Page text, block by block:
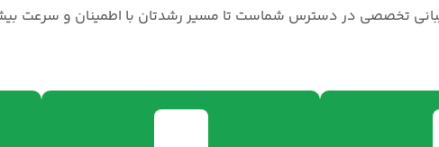
تخصصی در دسترس شماست تا مسیر رشدتان با اطمینان و سرعت